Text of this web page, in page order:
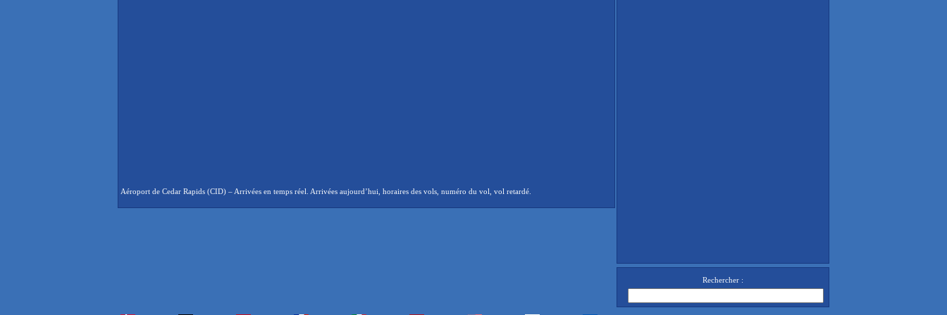
Aéroport de Cedar Rapids (CID) – Arrivées en temps réel. Arrivées aujourd’hui, horaires des vols, numéro du vol, vol retardé.
Rechercher :